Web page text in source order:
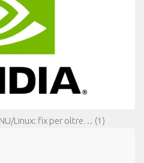
Linux: fix per oltre… (1)